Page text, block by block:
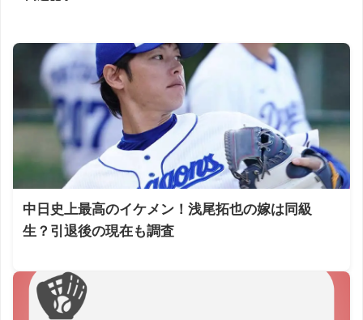
中日史上最高のイケメン！浅尾拓也の嫁は同級
生？引退後の現在も調査